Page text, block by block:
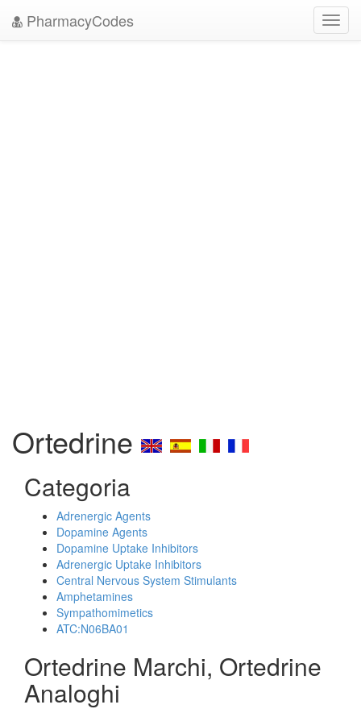
PharmacyCodes
Ortedrine
Categoria
Adrenergic Agents
Dopamine Agents
Dopamine Uptake Inhibitors
Adrenergic Uptake Inhibitors
Central Nervous System Stimulants
Amphetamines
Sympathomimetics
ATC:N06BA01
Ortedrine Marchi, Ortedrine
Analoghi